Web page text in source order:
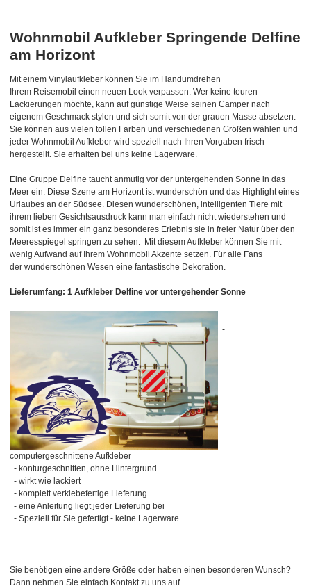
Wohnmobil Aufkleber Springende Delfine
am Horizont
Mit einem Vinylaufkleber können Sie im Handumdrehen
Ihrem Reisemobil einen neuen Look verpassen. Wer keine teuren
Lackierungen möchte, kann auf günstige Weise seinen Camper nach
eigenem Geschmack stylen und sich somit von der grauen Masse absetzen.
Sie können aus vielen tollen Farben und verschiedenen Größen wählen und
jeder Wohnmobil Aufkleber wird speziell nach Ihren Vorgaben frisch
hergestellt. Sie erhalten bei uns keine Lagerware.
Eine Gruppe Delfine taucht anmutig vor der untergehenden Sonne in das
Meer ein. Diese Szene am Horizont ist wunderschön und das Highlight eines
Urlaubes an der Südsee. Diesen wunderschönen, intelligenten Tiere mit
ihrem lieben Gesichtsausdruck kann man einfach nicht wiederstehen und
somit ist es immer ein ganz besonderes Erlebnis sie in freier Natur über den
Meeresspiegel springen zu sehen. Mit diesem Aufkleber können Sie mit
wenig Aufwand auf Ihrem Wohnmobil Akzente setzen. Für alle Fans
der wunderschönen Wesen eine fantastische Dekoration.
Lieferumfang: 1 Aufkleber Delfine vor untergehender Sonne
-
computergeschnittene Aufkleber
- konturgeschnitten, ohne Hintergrund
- wirkt wie lackiert
- komplett verklebefertige Lieferung
- eine Anleitung liegt jeder Lieferung bei
- Speziell für Sie gefertigt - keine Lagerware
Sie benötigen eine andere Größe oder haben einen besonderen Wunsch?
Dann nehmen Sie einfach Kontakt zu uns auf.